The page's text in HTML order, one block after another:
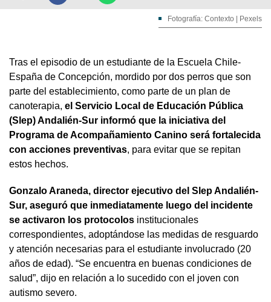
Fotografía: Contexto | Pexels
Tras el episodio de un estudiante de la Escuela Chile-
España de Concepción, mordido por dos perros que son
parte del establecimiento, como parte de un plan de
canoterapia, el Servicio Local de Educación Pública
(Slep) Andalién-Sur informó que la iniciativa del
Programa de Acompañamiento Canino será fortalecida
con acciones preventivas, para evitar que se repitan
estos hechos.
Gonzalo Araneda, director ejecutivo del Slep Andalién-
Sur, aseguró que inmediatamente luego del incidente
se activaron los protocolos institucionales
correspondientes, adoptándose las medidas de resguardo
y atención necesarias para el estudiante involucrado (20
años de edad). “Se encuentra en buenas condiciones de
salud”, dijo en relación a lo sucedido con el joven con
autismo severo.